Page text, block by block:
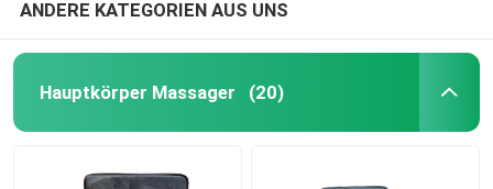
ANDERE KATEGORIEN AUS UNS
Hauptkörper Massager (20)